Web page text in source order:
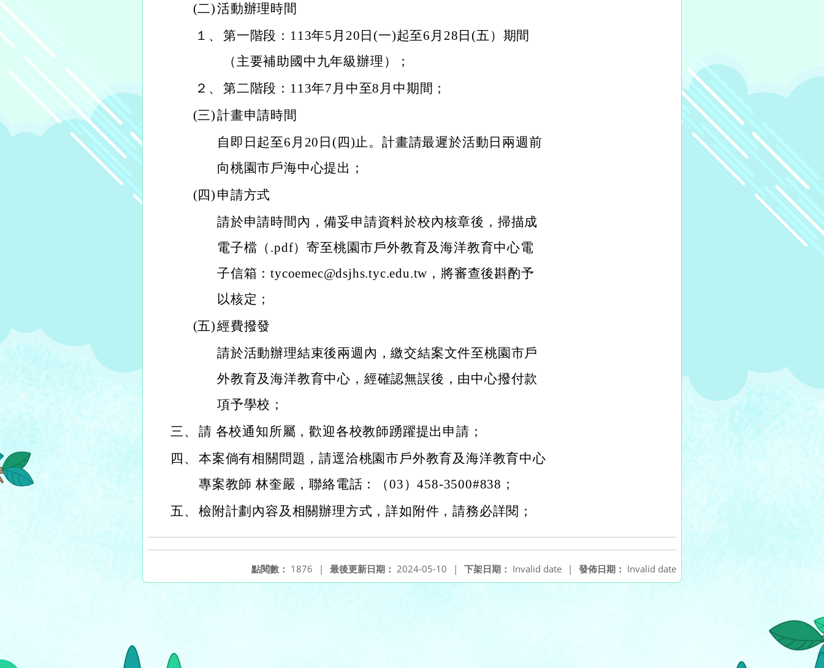
(二)活動辦理時間
１、 第一階段：113年5月20日(一)起至6月28日(五）期間
（主要補助國中九年級辦理）；
２、 第二階段：113年7月中至8月中期間；
(三)計畫申請時間
自即日起至6月20日(四)止。計畫請最遲於活動日兩週前
向桃園市戶海中心提出；
(四) 申請方式
請於申請時間內，備妥申請資料於校內核章後，掃描成
電子檔（.pdf）寄至桃園市戶外教育及海洋教育中心電
子信箱：tycoemec@dsjhs.tyc.edu.tw，將審查後斟酌予
以核定；
(五)經費撥發
請於活動辦理結束後兩週內，繳交結案文件至桃園市戶
外教育及海洋教育中心，經確認無誤後，由中心撥付款
項予學校；
三、 請 各校通知所屬，歡迎各校教師踴躍提出申請；
四、 本案倘有相關問題，請逕洽桃園市戶外教育及海洋教育中心
專案教師 林奎嚴，聯絡電話：（03）458-3500#838；
五、 檢附計劃內容及相關辦理方式，詳如附件，請務必詳閱；
發佈日期： Invalid date
下架日期： Invalid date |
最後更新日期： 2024-05-10 |
點閱數： 1876 |